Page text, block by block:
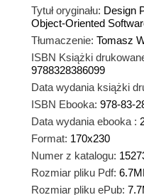
Tytuł oryginału: Design
Object-Oriented
Tłumaczenie: Tomasz
ISBN Książki
9788328386099
Data wydania książki
ISBN Ebooka: 978-83-
Data wydania ebooka :
Format: 170x230
Numer z katalogu:
Rozmiar pliku Pdf:
Rozmiar pliku ePub: